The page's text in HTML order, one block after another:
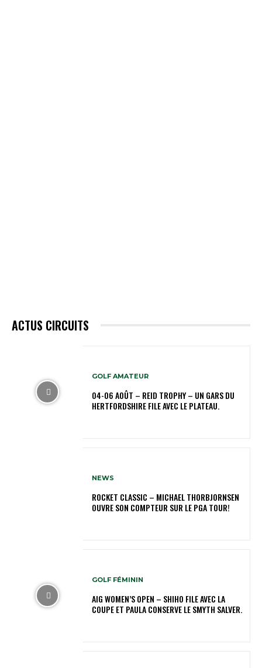
ACTUS CIRCUITS
GOLF AMATEUR
04-06 AOÛT – REID TROPHY – UN GARS DU
HERTFORDSHIRE FILE AVEC LE PLATEAU.
NEWS
ROCKET CLASSIC – MICHAEL THORBJORNSEN
OUVRE SON COMPTEUR SUR LE PGA TOUR!
GOLF FÉMININ
AIG WOMEN’S OPEN – SHIHO FILE AVEC LA
COUPE ET PAULA CONSERVE LE SMYTH SALVER.